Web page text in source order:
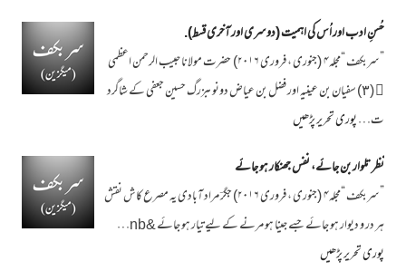
حُسنِ ادب اور اُس کی اہمیت (دوسری اور آخری قسط).
”سربکف “مجلہ۴ (جنوری ، فروری ۲۰۱۶) حضرت مولانا حبیب الرحمن اعظمی
﷫ (٣) سفیان بن عینیہ اور فضل بن عیاض دونوںبزرگ حسین جعفی کے شاگرد
ت…پوری تحریر پڑھیں
نظر تلوار بن جائے، نفس جھنکار ہو جائے
”سربکف “مجلہ۴ (جنوری ، فروری ۲۰۱۶) جگرؔ مراد آبادی یہ مصرع کاش نقش
ہر در و دیوار ہو جائے جسے جینا ہو مرنے کے لیے تیار ہو جائے &nb…
پوری تحریر پڑھیں